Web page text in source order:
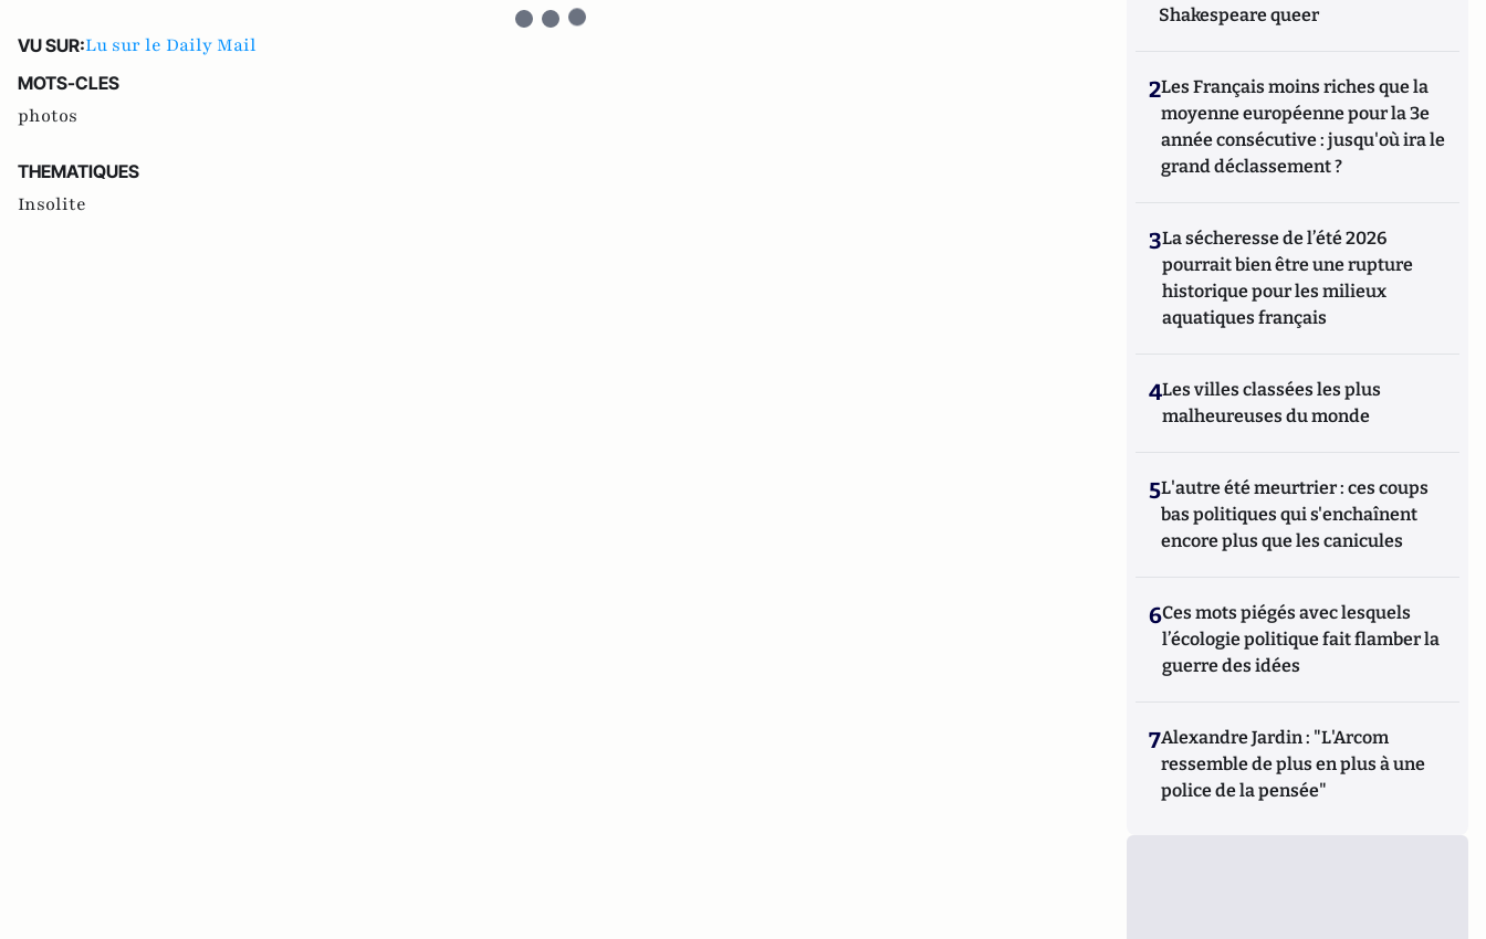
VU SUR:Lu sur le Daily Mail
MOTS-CLES
photos
THEMATIQUES
Insolite
Shakespeare queer
2Les Français moins riches que la
moyenne européenne pour la 3e
année consécutive : jusqu'où ira le
grand déclassement ?
3La sécheresse de l’été 2026
pourrait bien être une rupture
historique pour les milieux
aquatiques français
4Les villes classées les plus
malheureuses du monde
5L'autre été meurtrier : ces coups
bas politiques qui s'enchaînent
encore plus que les canicules
6Ces mots piégés avec lesquels
l’écologie politique fait flamber la
guerre des idées
7Alexandre Jardin : "L'Arcom
ressemble de plus en plus à une
police de la pensée"